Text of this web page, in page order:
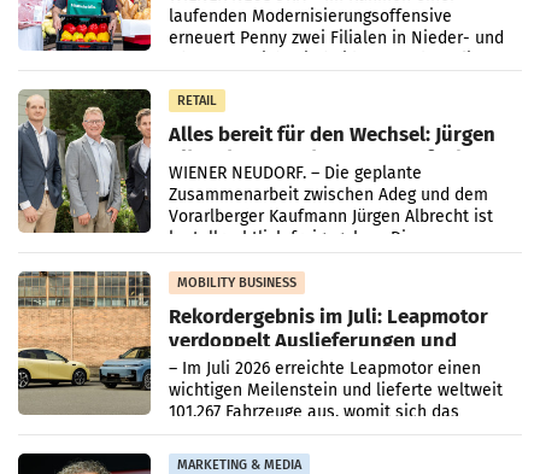
laufenden Modernisierungsoffensive
erneuert Penny zwei Filialen in Nieder- und
RETAIL
Alles bereit für den Wechsel: Jürgen
Albrecht setzt ab 1.1.2027 auf Adeg
WIENER NEUDORF. – Die geplante
Zusammenarbeit zwischen Adeg und dem
Vorarlberger Kaufmann Jürgen Albrecht ist
kartellrechtlich freigegeben: Die
Bundeswettbewerbsbehörde und der
Bundeskartellanwalt
MOBILITY BUSINESS
Rekordergebnis im Juli: Leapmotor
verdoppelt Auslieferungen und
überschreitet die 100.000er-Marke
– Im Juli 2026 erreichte Leapmotor einen
wichtigen Meilenstein und lieferte weltweit
101.267 Fahrzeuge aus, womit sich das
Ergebnis gegenüber Juli 2025 mehr als
verdoppelte (+102
MARKETING & MEDIA